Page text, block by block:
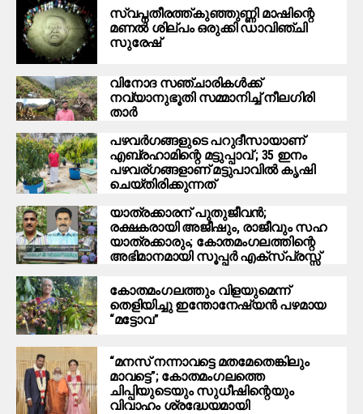
സ്വപ്നതീരത്ത്കുഞ്ഞുണ്ണി മാഷിന്റെ
മണൽ ശില്പം ഒരുക്കി ഡാവിഞ്ചി
സുരേഷ്
വിനോദ സഞ്ചാരികൾക്ക്
നവ്യാനുഭൂതി സമ്മാനിച്ച് നീലഗിരി
താർ
പഴവർഗങ്ങളുടെ പറുദീസായാണ്
എബ്രഹാമിന്റെ മട്ടുപ്പാവ് ; 35 ഇനം
പഴവര്ഗങ്ങളാണ് മട്ടുപാവിൽ കൃഷി
ചെയ്തിരിക്കുന്നത്
യാത്രക്കാരന് പുതുജീവൻ;
രക്ഷകരായി അജീഷും, രാജീവും സഹ
യാത്രക്കാരും; കോതമംഗലത്തിന്റെ
അഭിമാനമായി സൂപ്പർ എക്സ്പ്രസ്സ്
കോതമംഗലത്തും വിളയുമെന്ന്
തെളിയിച്ചു ഇന്തോനേഷ്യൻ പഴമായ
“മട്ടോവ”
“മനസ് നന്നാവട്ടെ മതമേതെങ്കിലും
മാവട്ടെ”; കോതമംഗലത്തെ
ചിപ്പിയുടെയും സുധീഷിന്റെയും
വിവാഹം ശ്രദ്ധേയമായി